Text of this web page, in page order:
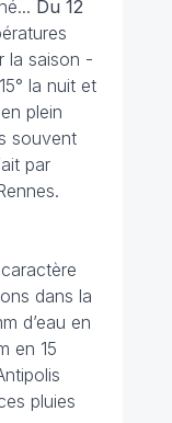
Du 12
la saison -
la nuit et
plein
souvent
par
dans la
d’eau en
en 15
pluies